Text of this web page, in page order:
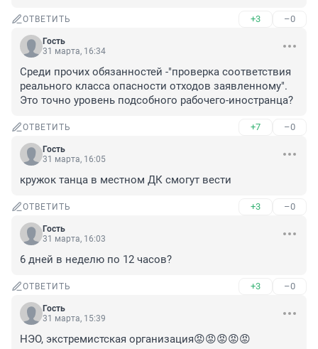
ОТВЕТИТЬ +3 –0
Гость
31 марта, 16:34
Среди прочих обязанностей -"проверка соответствия
реального класса опасности отходов заявленному".
Это точно уровень подсобного рабочего-иностранца?
ОТВЕТИТЬ +7 –0
Гость
31 марта, 16:05
кружок танца в местном ДК смогут вести
ОТВЕТИТЬ +3 –0
Гость
31 марта, 16:03
6 дней в неделю по 12 часов?
ОТВЕТИТЬ +3 –0
Гость
31 марта, 15:39
НЭО, экстремистская организация😡😡😡😡😡